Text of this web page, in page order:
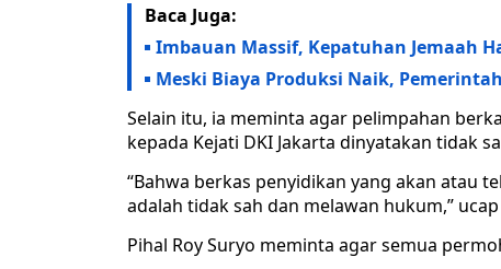
Baca Juga:
Imbauan Massif, Kepatuhan Jemaah
Meski Biaya Produksi Naik,
Selain itu, ia meminta agar pelimpahan
kepada Kejati DKI Jakarta dinyatakan tidak
“Bahwa berkas penyidikan yang akan atau
adalah tidak sah dan melawan hukum,” ucap
Pihal Roy Suryo meminta agar semua